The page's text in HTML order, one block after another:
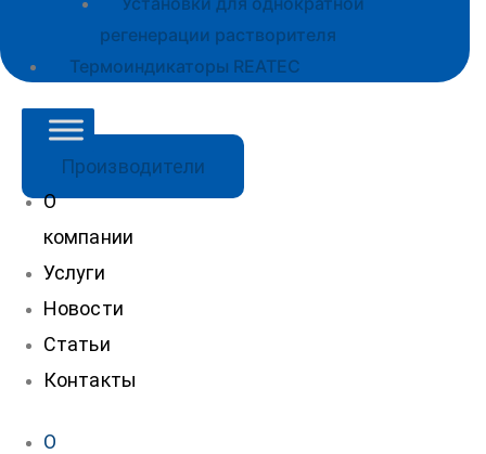
регенерации растворителя
Термоиндикаторы REATEC
Производители
О
компании
Услуги
Новости
Статьи
Контакты
О